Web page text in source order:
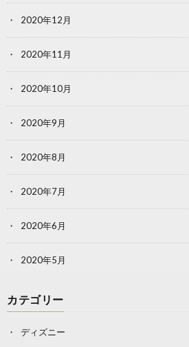
2020年12月
2020年11月
2020年10月
2020年9月
2020年8月
2020年7月
2020年6月
2020年5月
カテゴリー
ディズニー